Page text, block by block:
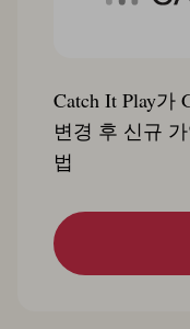
Catch It Play가
변경 후 신규
법